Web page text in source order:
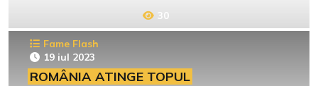
30
Fame Flash
19 iul 2023
ROMÂNIA ATINGE TOPUL